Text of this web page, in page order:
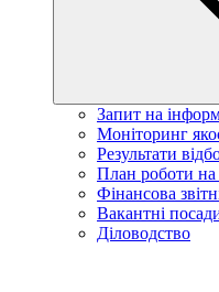
Запит на
Моніторинг
Результати
План роботи на
Фінансова
Вакантні
Діловодство